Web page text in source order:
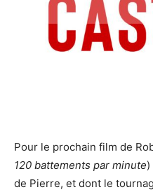
Pour le prochain film de
120 battements par minute
de Pierre, et dont le